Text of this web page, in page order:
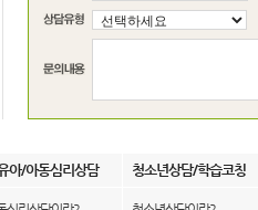
아/아동심리상담 청소년상담/학습코칭